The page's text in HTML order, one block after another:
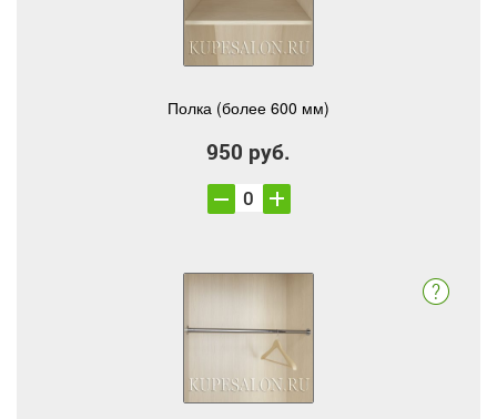
Полка (более 600 мм)
950 руб.